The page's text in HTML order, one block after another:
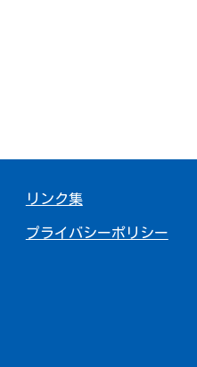
リンク集
プライバシーポリシー